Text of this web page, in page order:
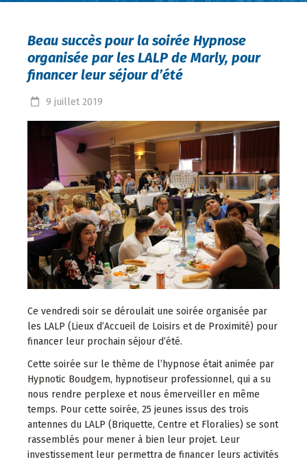
Beau succès pour la soirée Hypnose
organisée par les LALP de Marly, pour
financer leur séjour d’été
9 juillet 2019
Ce vendredi soir se déroulait une soirée organisée par
les LALP (Lieux d’Accueil de Loisirs et de Proximité) pour
financer leur prochain séjour d’été.
Cette soirée sur le thème de l’hypnose était animée par
Hypnotic Boudgem, hypnotiseur professionnel, qui a su
nous rendre perplexe et nous émerveiller en même
temps. Pour cette soirée, 25 jeunes issus des trois
antennes du LALP (Briquette, Centre et Floralies) se sont
rassemblés pour mener à bien leur projet. Leur
investissement leur permettra de financer leurs activités